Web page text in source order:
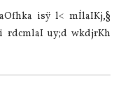
isÿ l< mÍlaIKj,§
rdcmlaI uy;d wkdjrKh